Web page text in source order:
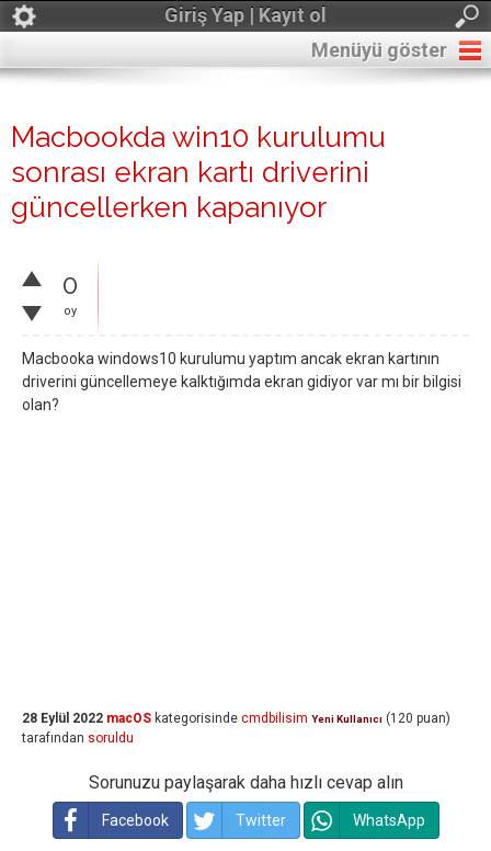
Giriş Yap | Kayıt ol
Menüyü göster
Macbookda win10 kurulumu
sonrası ekran kartı driverini
güncellerken kapanıyor
0
oy
Macbooka windows10 kurulumu yaptım ancak ekran kartının
driverini güncellemeye kalktığımda ekran gidiyor var mı bir bilgisi
olan?
28 Eylül 2022 macOS kategorisinde cmdbilisim Yeni Kullanıcı (120 puan)
tarafından soruldu
Sorunuzu paylaşarak daha hızlı cevap alın
Facebook Twitter WhatsApp